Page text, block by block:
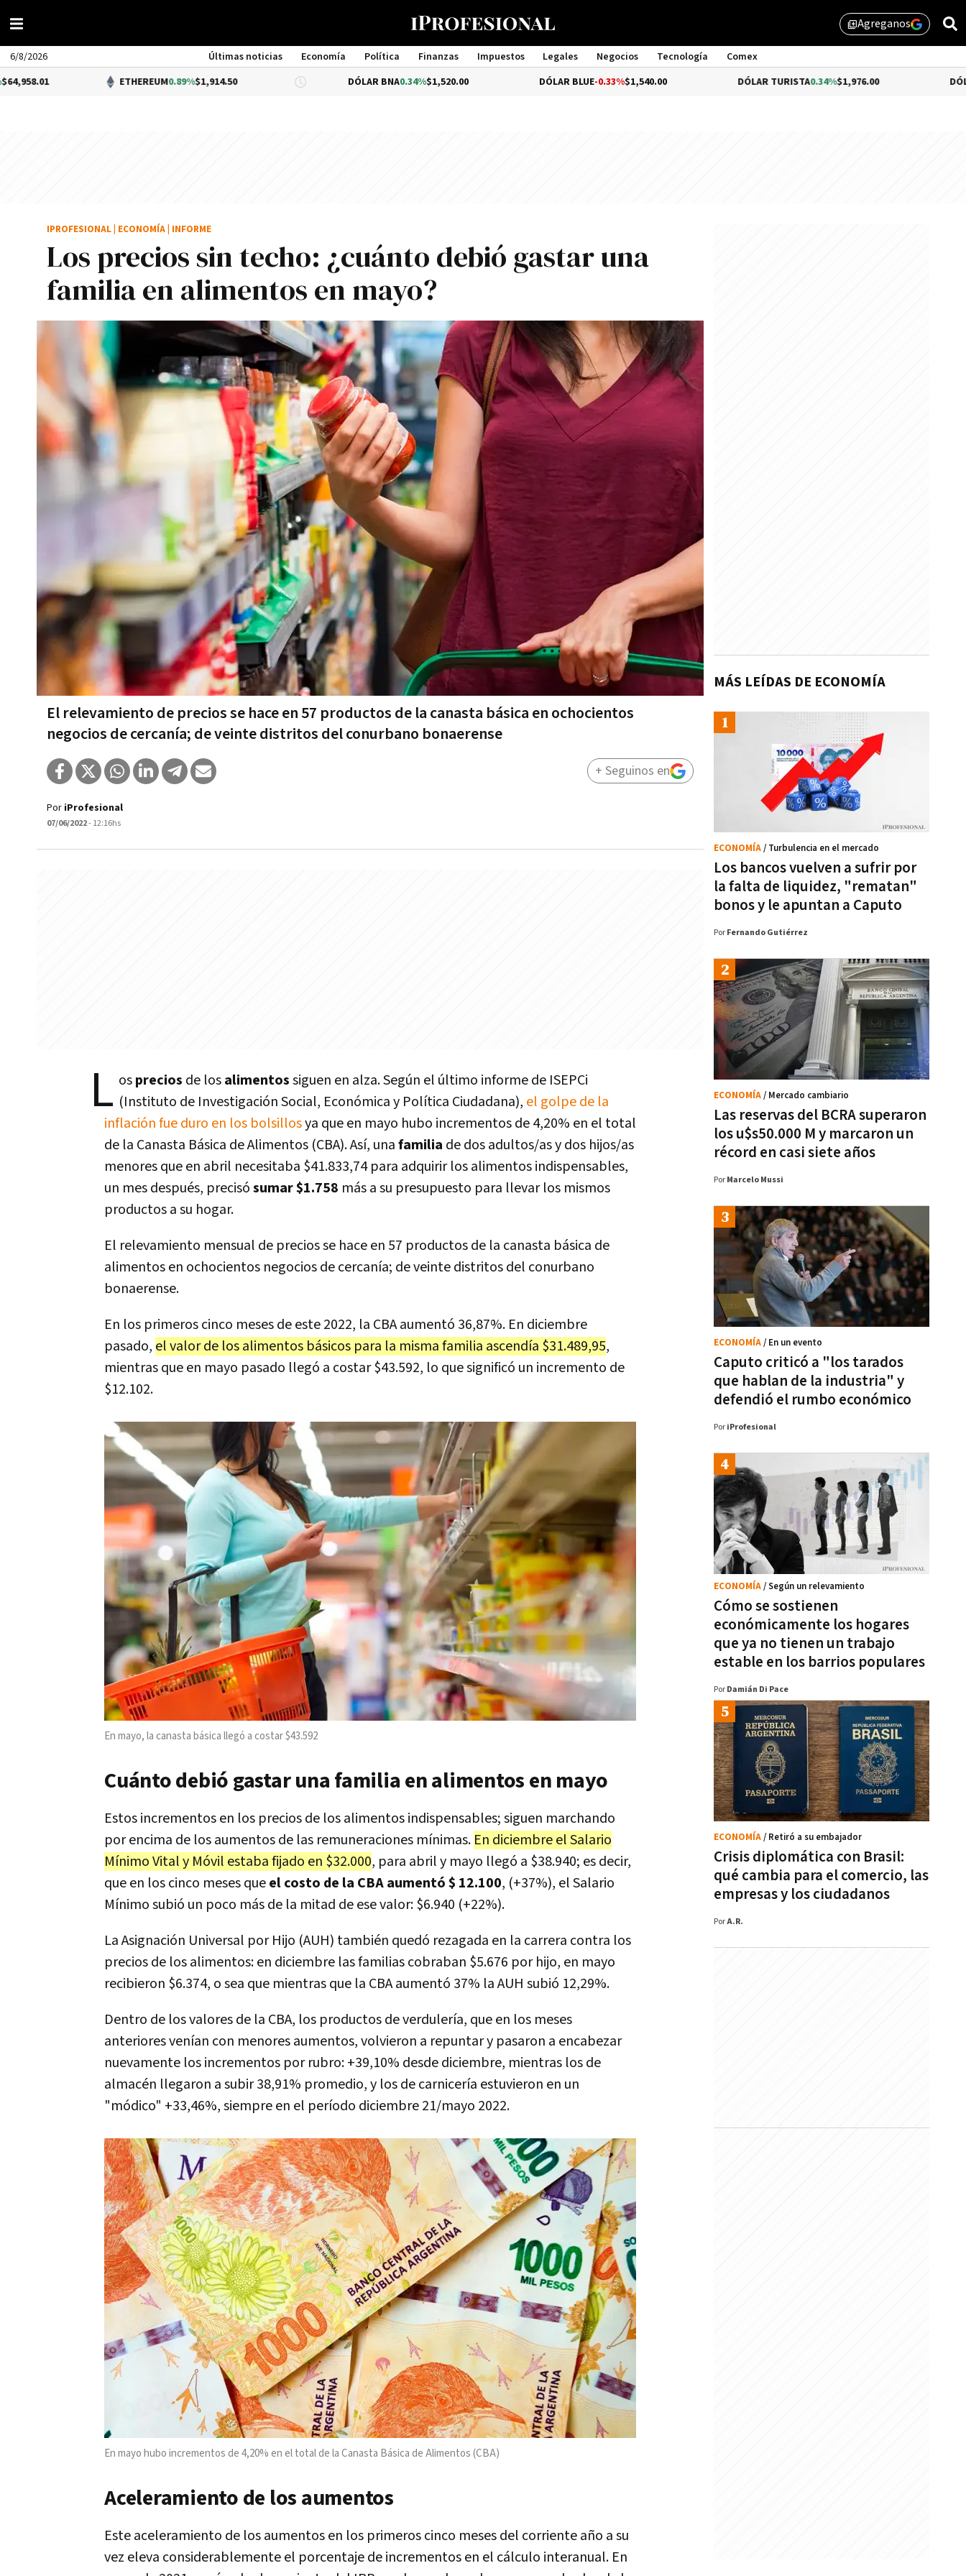
library_addAgreganos
6/8/2026 Últimas noticias Economía Política Finanzas Impuestos Legales Negocios Tecnología
Comex
Management
ETHEREUM
0.89%$1,914.50 DÓLAR BNA 0.34%$1,520.00 DÓLAR BLUE -0.33%$1,540.00 DÓLAR TURISTA0.34%$1,976.00 DÓLAR MEP -0.54%
Los precios sin techo: ¿cuánto debió gastar una
familia en alimentos en mayo?
El relevamiento de precios se hace en 57 productos de la canasta básica en ochocientos
negocios de cercanía; de veinte distritos del conurbano bonaerense
IPROFESIONAL ECONOMÍA INFORME
Por iProfesional
07/06/2022- 12:16hs
+ Seguinos en
L osprecios de losalimentossiguen en alza. Según el último informe de ISEPCi
(Instituto de Investigación Social, Económica y Política Ciudadana), el golpe de la
inflación fue duro en los bolsillosya que en mayo hubo incrementos de 4,20% en el total
de la Canasta Básica de Alimentos (CBA). Así, unafamilia de dos adultos/as y dos hijos/as
menores que en abril necesitaba $41.833,74 para adquirir los alimentos indispensables,
un mes después, precisósumar $1.758 más a su presupuesto para llevar los mismos
productos a su hogar.
El relevamiento mensual de precios se hace en 57 productos de la canasta básica de
alimentos en ochocientos negocios de cercanía; de veinte distritos del conurbano
bonaerense.
En los primeros cinco meses de este 2022, la CBA aumentó 36,87%. En diciembre
pasado, el valor de los alimentos básicos para la misma familia ascendía $31.489,95,
mientras que en mayo pasado llegó a costar $43.592, lo que significó un incremento de
$12.102.
En mayo, la canasta básica llegó a costar $43.592
Cuánto debió gastar una familia en alimentos en mayo
Estos incrementos en los precios de los alimentos indispensables; siguen marchando
por encima de los aumentos de las remuneraciones mínimas. En diciembre el Salario
Mínimo Vital y Móvil estaba fijado en $32.000, para abril y mayo llegó a $38.940; es decir,
que en los cinco meses queel costo de la CBA aumentó $ 12.100, (+37%), el Salario
Mínimo subió un poco más de la mitad de ese valor: $6.940 (+22%).
La Asignación Universal por Hijo (AUH) también quedó rezagada en la carrera contra los
precios de los alimentos: en diciembre las familias cobraban $5.676 por hijo, en mayo
recibieron $6.374, o sea que mientras que la CBA aumentó 37% la AUH subió 12,29%.
Dentro de los valores de la CBA, los productos de verdulería, que en los meses
anteriores venían con menores aumentos, volvieron a repuntar y pasaron a encabezar
nuevamente los incrementos por rubro: +39,10% desde diciembre, mientras los de
almacén llegaron a subir 38,91% promedio, y los de carnicería estuvieron en un
"módico" +33,46%, siempre en el período diciembre 21/mayo 2022.
En mayo hubo incrementos de 4,20% en el total de la Canasta Básica de Alimentos (CBA)
Aceleramiento de los aumentos
Este aceleramiento de los aumentos en los primeros cinco meses del corriente año a su
vez eleva considerablemente el porcentaje de incrementos en el cálculo interanual. En
MÁS LEÍDAS DE ECONOMÍA
Los bancos vuelven a sufrir por
la falta de liquidez, "rematan"
bonos y le apuntan a Caputo
ECONOMÍA/ Turbulencia en el mercado
Por Fernando Gutiérrez
Las reservas del BCRA superaron
los u$s50.000 M y marcaron un
récord en casi siete años
ECONOMÍA/ Mercado cambiario
Por Marcelo Mussi
Caputo criticó a "los tarados
que hablan de la industria" y
defendió el rumbo económico
ECONOMÍA/ En un evento
Por iProfesional
Cómo se sostienen
económicamente los hogares
que ya no tienen un trabajo
estable en los barrios populares
ECONOMÍA/ Según un relevamiento
Por Damián Di Pace
Crisis diplomática con Brasil:
qué cambia para el comercio, las
empresas y los ciudadanos
ECONOMÍA/ Retiró a su embajador
PorA.R.